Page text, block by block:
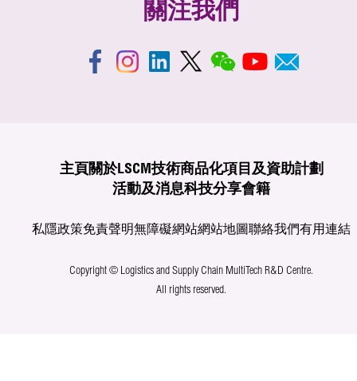
關注我們
主頁 關於LSCM技術商品化項目及資助計劃
活動及消息科技分享會籍
私隱政策免責聲明無障礙網站網站地圖聯絡我們有用連結
Copyright © Logistics and Supply Chain MultiTech R&D Centre.
All rights reserved.